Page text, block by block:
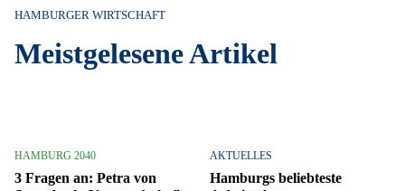
HAMBURGER WIRTSCHAFT
Meistgelesene Artikel
HAMBURG 2040
3 Fragen an: Petra von
AKTUELLES
Hamburgs beliebteste